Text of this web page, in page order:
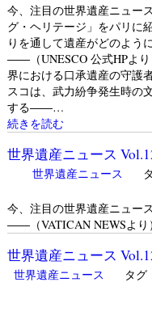
今、注目の世界遺産ニュー
グ・ヘリテージ」をパリに
りを通して遺産がどのよう
――（UNESCO 公式HPよ
界における口承遺産の守
スコは、武力紛争発生時の
する――…
続きを読む
世界遺産ニュース
世界遺産ニュース タ
今、注目の世界遺産ニュー
――（VATICAN NEWSより）
世界遺産ニュース
世界遺産ニュース タグ